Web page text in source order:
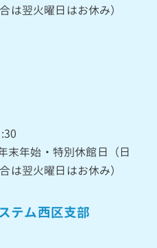
は翌火曜日はお休み）
末年始・特別休館日（日
は翌火曜日はお休み）
テム西区支部